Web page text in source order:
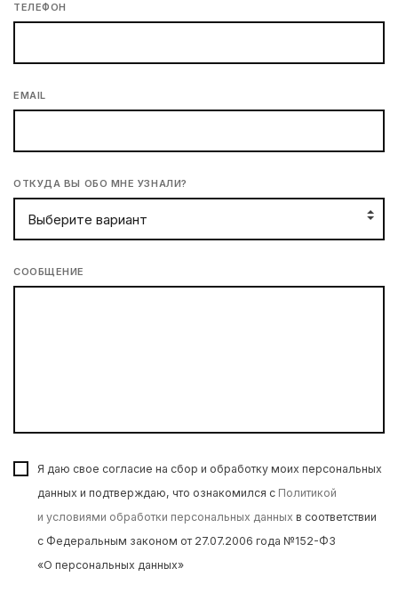
ТЕЛЕФОН
EMAIL
ОТКУДА ВЫ ОБО МНЕ УЗНАЛИ?
СООБЩЕНИЕ
Я даю свое согласие на сбор и обработку моих персональных
данных и подтверждаю, что ознакомился с Политикой
и условиями обработки персональных данных в соответствии
с Федеральным законом от 27.07.2006 года №152-ФЗ
«О персональных данных»